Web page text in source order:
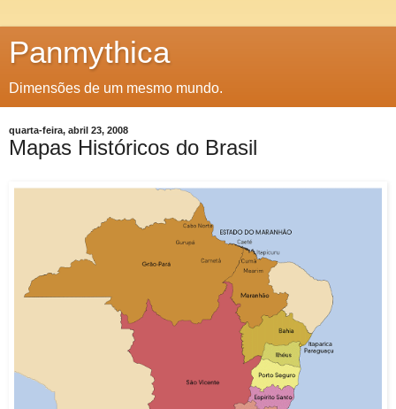
Panmythica
Dimensões de um mesmo mundo.
quarta-feira, abril 23, 2008
Mapas Históricos do Brasil